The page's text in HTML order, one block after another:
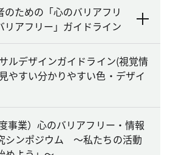
のための「心のバリアフリ
リアフリー」ガイドライン
ルデザインガイドライン(視覚情
やすい分かりやすい色・デザイ
事業）心のバリアフリー・情報
シンポジウム ～私たちの活動